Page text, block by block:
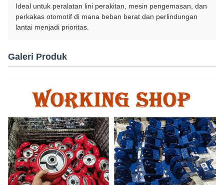
Ideal untuk peralatan lini perakitan, mesin pengemasan, dan
perkakas otomotif di mana beban berat dan perlindungan
lantai menjadi prioritas.
Galeri Produk